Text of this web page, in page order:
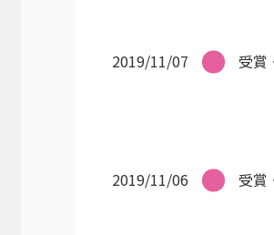
2019/11/07 受賞
2019/11/06 受賞